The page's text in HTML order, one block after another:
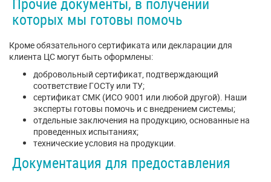
которых мы готовы помочь
Кроме обязательного сертификата или декларации для
клиента ЦС могут быть оформлены:
добровольный сертификат, подтверждающий
соответствие ГОСТу или ТУ;
сертификат СМК (ИСО 9001 или любой другой). Наши
эксперты готовы помочь и с внедрением системы;
отдельные заключения на продукцию, основанные на
проведенных испытаниях;
технические условия на продукции.
Документация для предоставления